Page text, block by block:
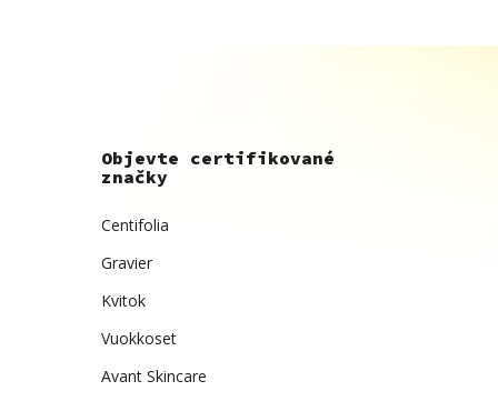
Objevte certifikované
značky
Centifolia
Gravier
Kvitok
Vuokkoset
Avant Skincare